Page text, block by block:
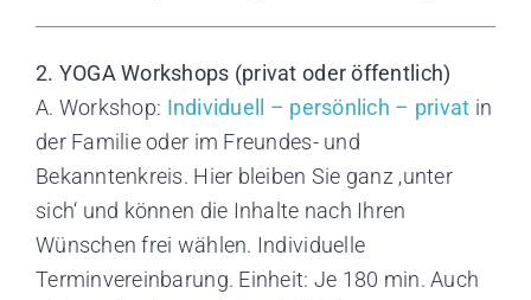
2. YOGA Workshops (privat oder öffentlich)
A. Workshop: Individuell – persönlich – privat in
der Familie oder im Freundes- und
Bekanntenkreis. Hier bleiben Sie ganz ‚unter
sich‘ und können die Inhalte nach Ihren
Wünschen frei wählen. Individuelle
Terminvereinbarung. Einheit: Je 180 min. Auch